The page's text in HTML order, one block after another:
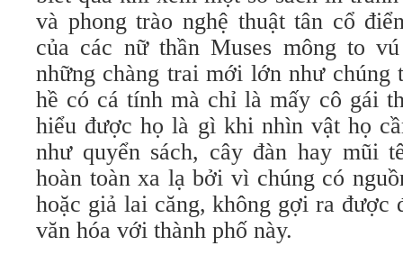
và phong trào nghệ thuật tân cổ
của các nữ thần Muses mông to
những chàng trai mới lớn như chúng
hề có cá tính mà chỉ là mấy cô gái
hiểu được họ là gì khi nhìn vật họ
như quyển sách, cây đàn hay mũi
hoàn toàn xa lạ bởi vì chúng có
hoặc giả lai căng, không gợi ra được
văn hóa với thành phố này.